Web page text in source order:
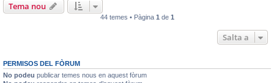
Tema nou
44 temes • Pàgina 1 de 1
Salta a
PERMISOS DEL FÒRUM
No podeu publicar temes nous en aquest fòrum